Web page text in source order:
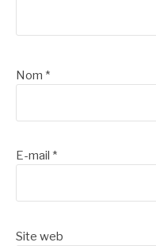
Nom *
E-mail *
Site web